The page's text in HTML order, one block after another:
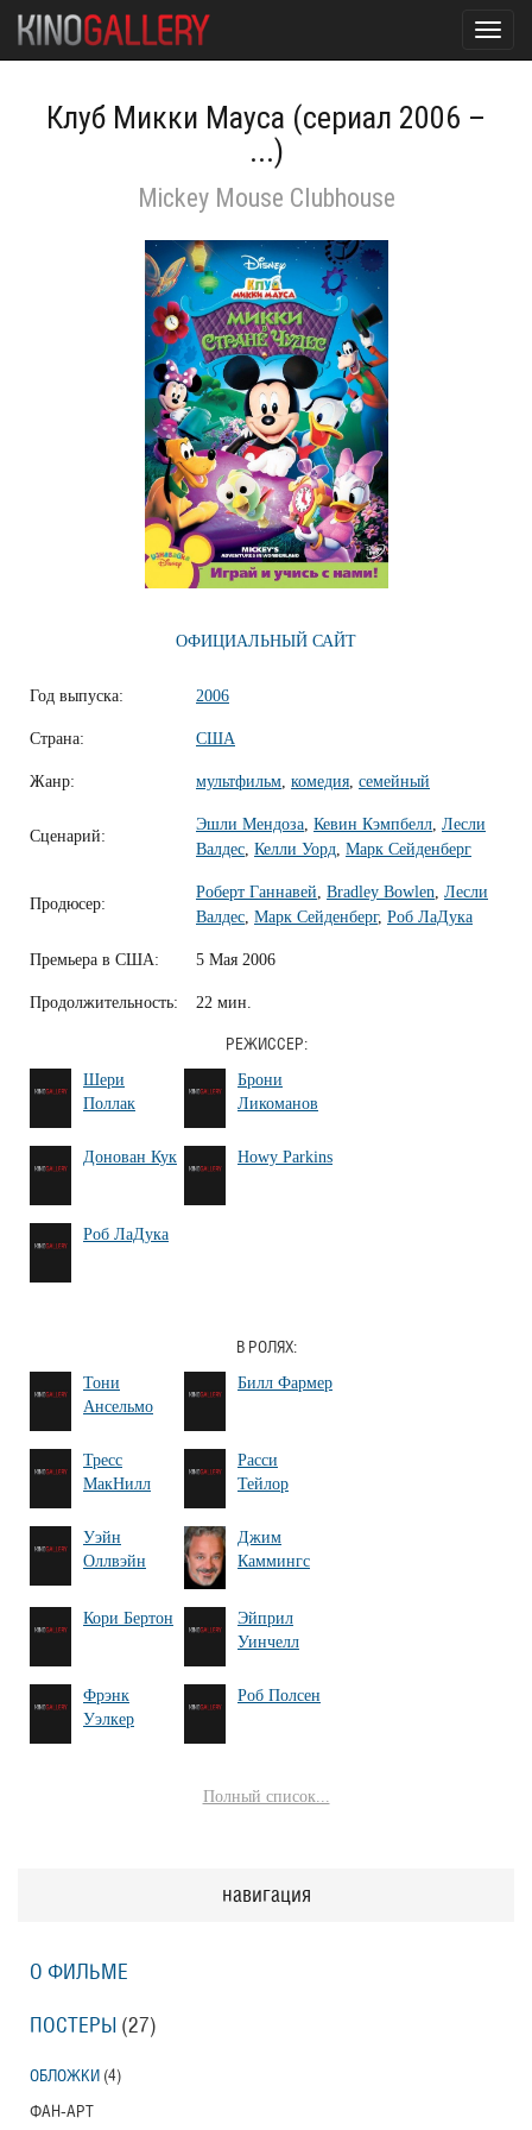
Клуб Микки Мауса (сериал 2006 –
...)
Mickey Mouse Clubhouse
ОФИЦИАЛЬНЫЙ САЙТ
Год выпуска: 2006
Страна: США
Жанр: мультфильм, комедия, семейный
Сценарий:
Эшли Мендоза, Кевин Кэмпбелл, Лесли
Валдес, Келли Уорд, Марк Сейденберг
Продюсер:
Роберт Ганнавей, Bradley Bowlen, Лесли
Валдес, Марк Сейденберг, Роб ЛаДука
Премьера в США: 5 Мая 2006
Продолжительность: 22 мин.
РЕЖИССЕР:
Шери
Поллак
Брони
Ликоманов
Донован Кук Howy Parkins
Роб ЛаДука
В РОЛЯХ:
Тони
Ансельмо
Билл Фармер
Тресс
МакНилл
Расси
Тейлор
Уэйн
Оллвэйн
Джим
Каммингс
Кори Бертон
Эйприл
Уинчелл
Фрэнк
Уэлкер
Роб Полсен
Полный список...
навигация
О ФИЛЬМЕ
ПОСТЕРЫ (27)
ОБЛОЖКИ (4)
ФАН-АРТ